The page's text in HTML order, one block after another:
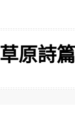
草原詩篇